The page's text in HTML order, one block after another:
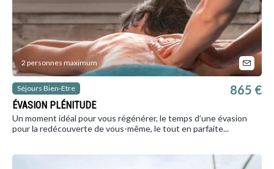
2 personnes maximum
Séjours Bien-Etre
ÉVASION PLÉNITUDE
865 €
Un moment idéal pour vous régénérer, le temps d’une évasion
pour la redécouverte de vous-même, le tout en parfaite...